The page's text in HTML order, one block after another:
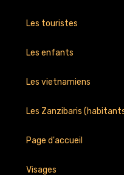
Les touristes
Les enfants
Les vietnamiens
Les Zanzibaris
Page d'accueil
Visages